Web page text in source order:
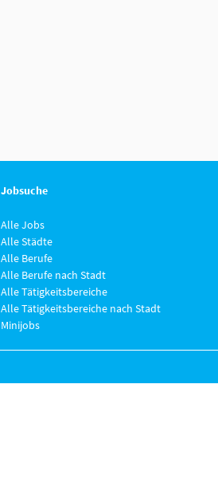
Jobsuche
Alle Jobs
Alle Städte
Alle Berufe
Alle Berufe nach Stadt
Alle Tätigkeitsbereiche
Alle Tätigkeitsbereiche nach Stadt
Minijobs